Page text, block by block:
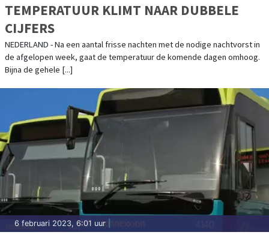
TEMPERATUUR KLIMT NAAR DUBBELE
CIJFERS
NEDERLAND - Na een aantal frisse nachten met de nodige nachtvorst in
de afgelopen week, gaat de temperatuur de komende dagen omhoog.
Bijna de gehele [...]
6 februari 2023, 6:01 uur